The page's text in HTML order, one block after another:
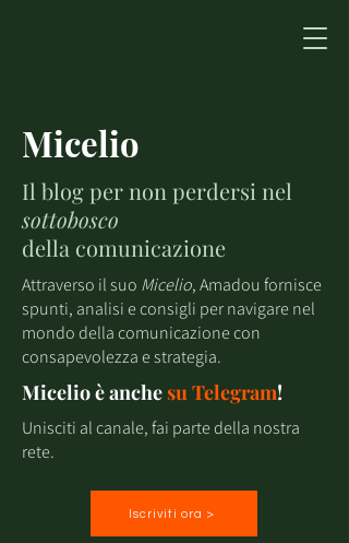
Micelio
Il blog per non perdersi nel
sottobosco
della comunicazione
Attraverso il suo Micelio, Amadou fornisce
spunti, analisi e consigli per navigare nel
mondo della comunicazione con
consapevolezza e strategia.
Micelio è anchesuTelegram!
Unisciti al canale, fai parte della nostra
rete.
Iscriviti ora >